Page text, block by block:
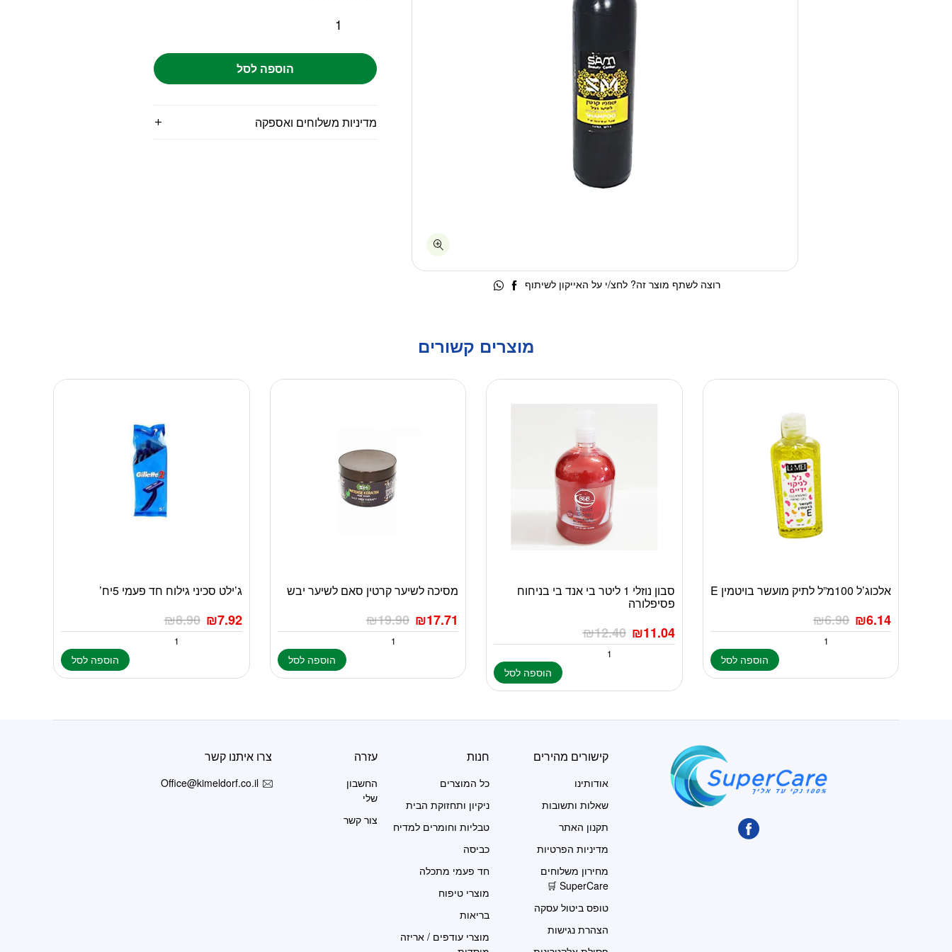
הוספה לסל
מדיניות משלוחים ואספקה
רוצה לשתף מוצר זה? לחצ/י על האייקון לשיתוף
מוצרים קשורים
אלכוג’ל 100מ”ל לתיק מועשר בויטמין E
₪6.90 ₪6.14
הוספה לסל
סבון נוזלי 1 ליטר בי אנד בי בניחוח
פסיפלורה
₪12.40 ₪11.04
הוספה לסל
מסיכה לשיער קרטין סאם לשיער יבש
₪19.90 ₪17.71
הוספה לסל
ג’ילט סכיני גילוח חד פעמי 5יח’
₪8.90 ₪7.92
הוספה לסל
קישורים מהירים
אודותינו
שאלות ותשובות
תקנון האתר
מדיניות הפרטיות
מחירון משלוחים
SuperCare 🛒
טופס ביטול עסקה
הצהרת נגישות
חנות
כל המוצרים
ניקיון ותחזוקת הבית
טבליות וחומרים למדיח
כביסה
חד פעמי מתכלה
מוצרי טיפוח
בריאות
מוצרי עודפים / אריזה
עזרה
החשבון
שלי
צור קשר
צרו איתנו קשר
Office@kimeldorf.co.il